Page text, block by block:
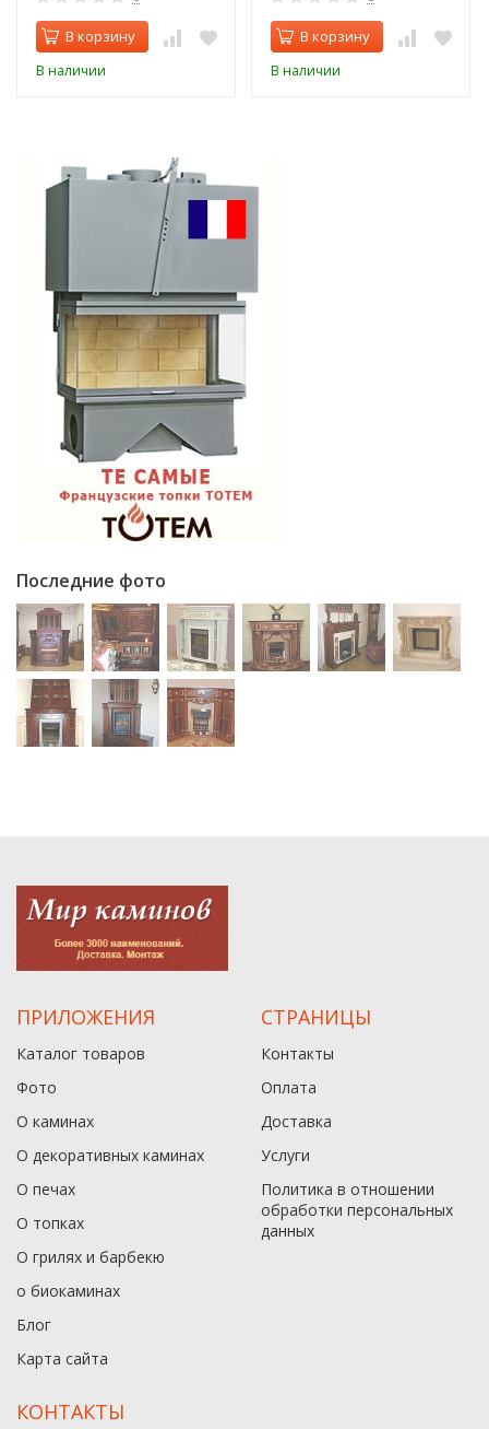
В корзину
В наличии
В корзину
В наличии
Последние фото
ПРИЛОЖЕНИЯ
Каталог товаров
Фото
О каминах
О декоративных каминах
О печах
О топках
О грилях и барбекю
о биокаминах
Блог
Карта сайта
СТРАНИЦЫ
Контакты
Оплата
Доставка
Услуги
Политика в отношении
обработки персональных
данныx
КОНТАКТЫ